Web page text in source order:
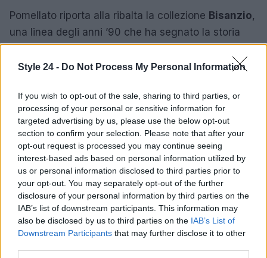
Style 24 - Do Not Process My Personal Information
If you wish to opt-out of the sale, sharing to third parties, or
processing of your personal or sensitive information for
targeted advertising by us, please use the below opt-out
section to confirm your selection. Please note that after your
opt-out request is processed you may continue seeing
interest-based ads based on personal information utilized by
us or personal information disclosed to third parties prior to
your opt-out. You may separately opt-out of the further
disclosure of your personal information by third parties on the
IAB’s list of downstream participants. This information may
also be disclosed by us to third parties on the IAB’s List of
Downstream Participants that may further disclose it to other
Pomellato riporta alla ribalta la collezione Bisanzio,
una linea degli anni ’90 che ha segnato la storia
della Maison con il suo uso audace del colore e
delle forme. Sedici creazioni uniche rielaborano
un dialogo tra passato e presente.
Infine, Atelier VM invita a riflettere sul valore dei
ricordi con la sua lineaMemorie, in cui piccoli
pendenti in oro 9 kt fungono da talismani intimi.
Questi gioielli permettono di sigillare istanti
preziosi, trasformando la memoria in una presenza
tangibile.